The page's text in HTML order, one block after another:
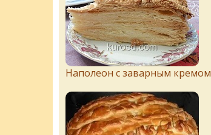
Наполеон с заварным кремом